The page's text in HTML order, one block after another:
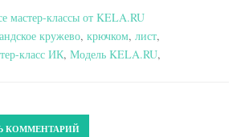
мастер-классы от KELA.RU
кружево, крючком, лист,
класс ИК, Модель KELA.RU,
КОММЕНТАРИЙ